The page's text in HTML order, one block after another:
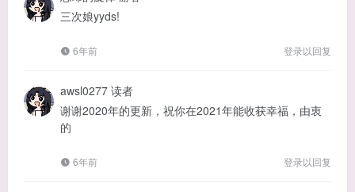
三次娘yyds!
6年前 登录以回复
awsl0277 读者
谢谢2020年的更新，祝你在2021年能收获幸福，由衷
的
6年前 登录以回复